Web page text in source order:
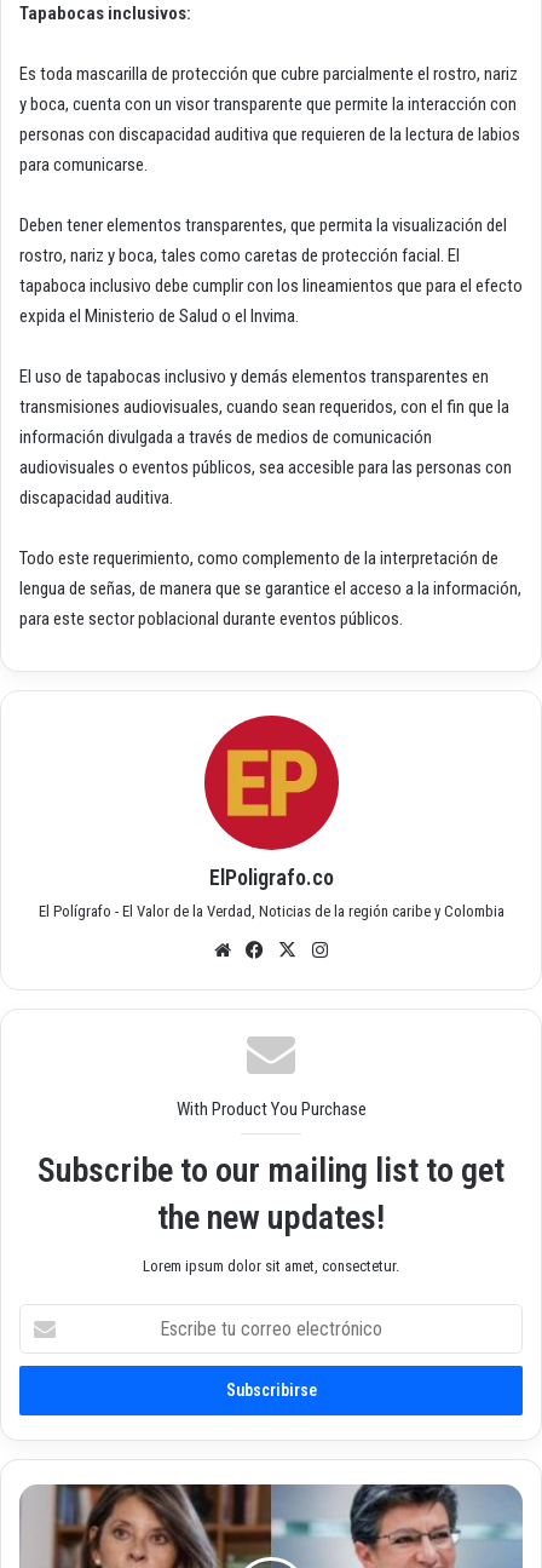
Tapabocas inclusivos:
Es toda mascarilla de protección que cubre parcialmente el rostro, nariz
y boca, cuenta con un visor transparente que permite la interacción con
personas con discapacidad auditiva que requieren de la lectura de labios
para comunicarse.
Deben tener elementos transparentes, que permita la visualización del
rostro, nariz y boca, tales como caretas de protección facial. El
tapaboca inclusivo debe cumplir con los lineamientos que para el efecto
expida el Ministerio de Salud o el Invima.
El uso de tapabocas inclusivo y demás elementos transparentes en
transmisiones audiovisuales, cuando sean requeridos, con el fin que la
información divulgada a través de medios de comunicación
audiovisuales o eventos públicos, sea accesible para las personas con
discapacidad auditiva.
Todo este requerimiento, como complemento de la interpretación de
lengua de señas, de manera que se garantice el acceso a la información,
para este sector poblacional durante eventos públicos.
ElPoligrafo.co
El Polígrafo - El Valor de la Verdad, Noticias de la región caribe y Colombia
Siti
we
b
Fac
ok
X
am
With Product You Purchase
Subscribe to our mailing list to get
the new updates!
Lorem ipsum dolor sit amet, consectetur.
c
i
b
tC